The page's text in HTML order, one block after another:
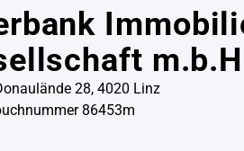
28, 4020 Linz
86453m